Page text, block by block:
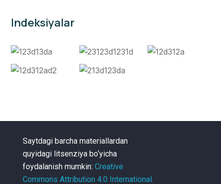
Indeksiyalar
Saytdagi barcha materiallardan
quyidagi litsenziya bo‘yicha
foydalanish mumkin: Creative
Commons Attribution 4.0 International.